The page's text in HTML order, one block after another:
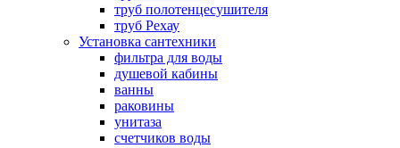
труб полотенцесушителя
труб Рехау
Установка сантехники
фильтра для воды
душевой кабины
ванны
раковины
унитаза
счетчиков воды